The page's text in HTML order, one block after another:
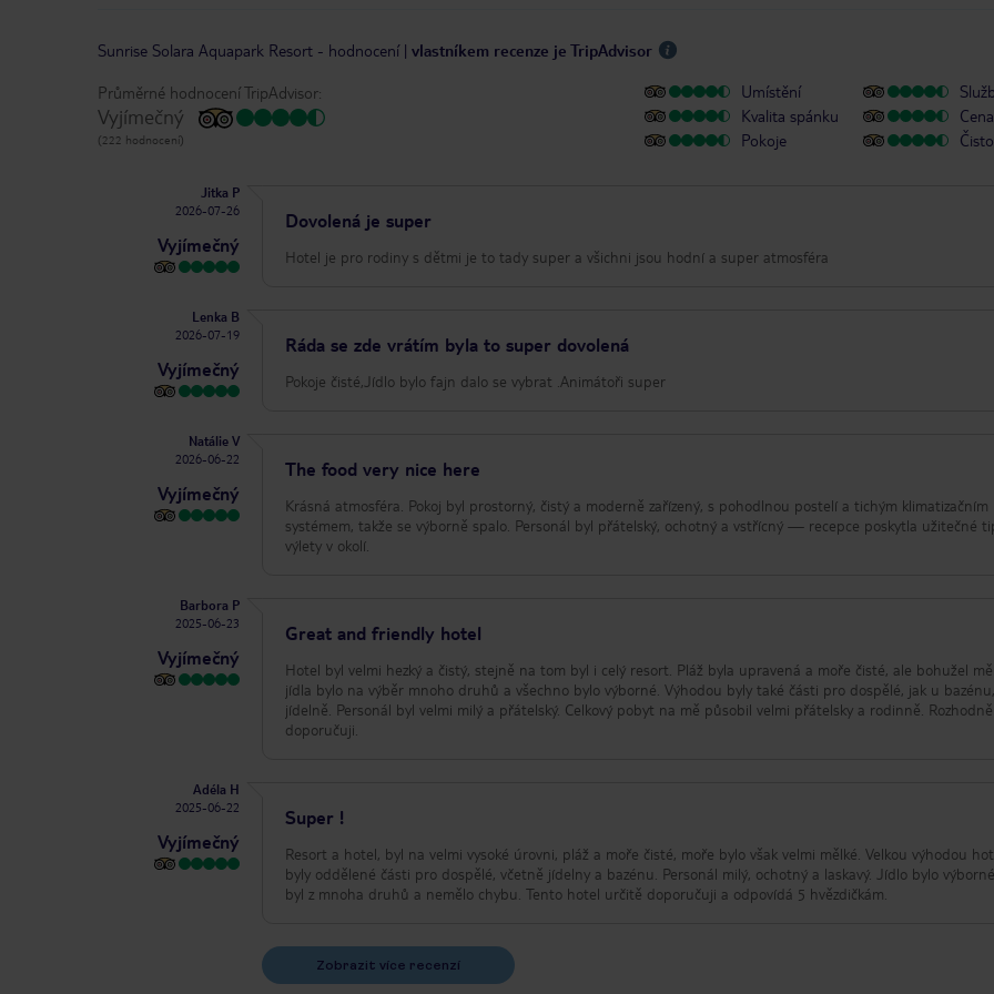
Sunrise Solara Aquapark Resort - hodnocení | vlastníkem recenze je TripAdvisor
Průměrné hodnocení TripAdvisor:
Vyjímečný
(222 hodnocení)
Umístění
Kvalita spánku
Pokoje
Jitka P
2026-07-26
Vyjímečný
Dovolená je super
Hotel je pro rodiny s dětmi je to tady super a všichni jsou hodní a super atmosféra
Lenka B
2026-07-19
Vyjímečný
Ráda se zde vrátím byla to super dovolená
Pokoje čisté,Jídlo bylo fajn dalo se vybrat .Animátoři super
Natálie V
2026-06-22
Vyjímečný
The food very nice here
Krásná atmosféra. Pokoj byl prostorný, čistý a moderně zařízený, s pohodlnou postelí a tichým klimatizačním
systémem, takže se výborně spalo. Personál byl přátelský, ochotný a vstřícný — recepce poskytla užitečné
výlety v okolí.
Barbora P
2025-06-23
Vyjímečný
Great and friendly hotel
Hotel byl velmi hezký a čistý, stejně na tom byl i celý resort. Pláž byla upravená a moře čisté, ale bohužel
jídla bylo na výběr mnoho druhů a všechno bylo výborné. Výhodou byly také části pro dospělé, jak u
jídelně. Personál byl velmi milý a přátelský. Celkový pobyt na mě působil velmi přátelsky a rodinně.
doporučuji.
Adéla H
2025-06-22
Vyjímečný
Super !
Resort a hotel, byl na velmi vysoké úrovni, pláž a moře čisté, moře bylo však velmi mělké. Velkou výhodou
byly oddělené části pro dospělé, včetně jídelny a bazénu. Personál milý, ochotný a laskavý. Jídlo bylo
byl z mnoha druhů a nemělo chybu. Tento hotel určitě doporučuji a odpovídá 5 hvězdičkám.
Zobrazit více recenzí